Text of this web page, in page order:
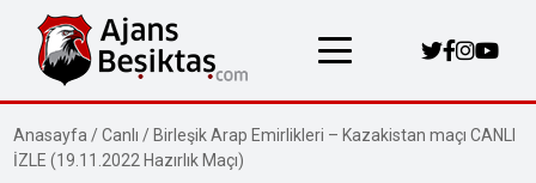
Anasayfa /Canlı / Birleşik Arap Emirlikleri – Kazakistan maçı CANLI
İZLE (19.11.2022 Hazırlık Maçı)